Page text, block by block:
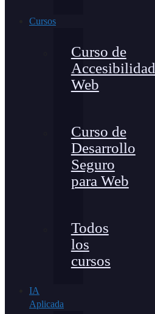
Cursos
Curso de
Accesibilidad
Web
Curso de
Desarrollo
Seguro
para Web
Todos
los
cursos
IA
Aplicada